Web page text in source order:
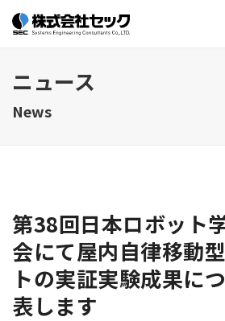
ニュース
News
第38回日本ロボット
会にて屋内自律移動
トの実証実験成果に
表します